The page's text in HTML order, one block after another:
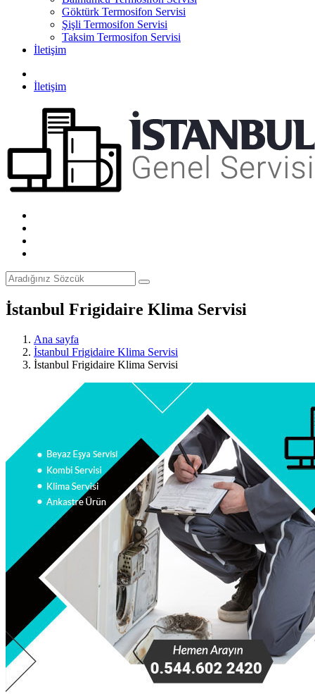
Göktürk Termosifon Servisi
Şişli Termosifon Servisi
Taksim Termosifon Servisi
İletişim
İletişim
İstanbul Frigidaire Klima Servisi
Ana sayfa
İstanbul Frigidaire Klima Servisi
İstanbul Frigidaire Klima Servisi